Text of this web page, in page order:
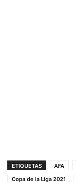
ETIQUETAS AFA
Copa de la Liga 2021